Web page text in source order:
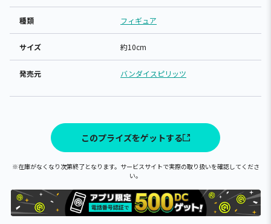
種類 フィギュア
サイズ 約10cm
発売元 バンダイスピリッツ
このプライズをゲットする
※在庫がなくなり次第終了となります。サービスサイトで実際の取り扱いを確認してくださ
い。